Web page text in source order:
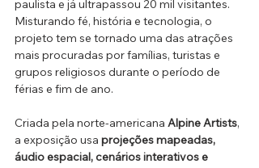
paulista e já ultrapassou 20 mil visitantes.
Misturando fé, história e tecnologia, o
projeto tem se tornado uma das atrações
mais procuradas por famílias, turistas e
grupos religiosos durante o período de
férias e fim de ano.
Criada pela norte-americana Alpine Artists,
a exposição usa projeções mapeadas,
áudio espacial, cenários interativos e